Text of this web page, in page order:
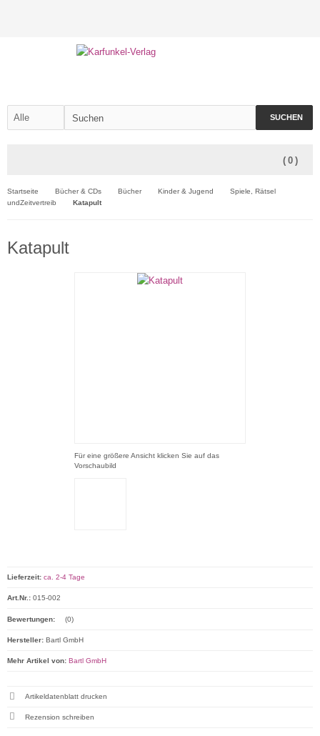
SUCHEN
( 0 )
Startseite Bücher & CDs Bücher Kinder & Jugend
Spiele, Rätsel
undZeitvertreib
Katapult
Katapult
Für eine größere Ansicht klicken Sie auf das
Vorschaubild
Lieferzeit: ca. 2-4 Tage
Art.Nr.: 015-002
Bewertungen: (0)
Hersteller: Bartl GmbH
Mehr Artikel von: Bartl GmbH
Artikeldatenblatt drucken
Rezension schreiben